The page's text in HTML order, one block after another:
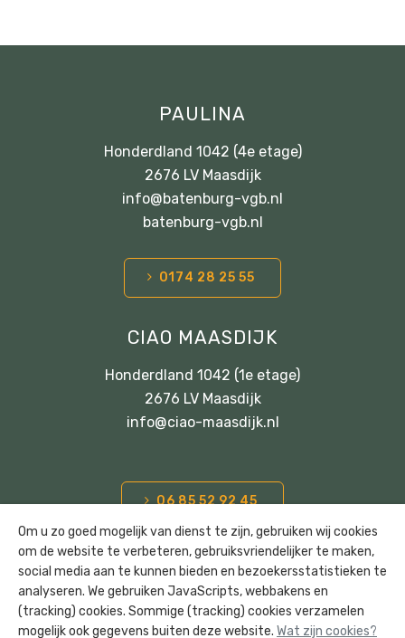
PAULINA
Honderdland 1042 (4e etage)
2676 LV Maasdijk
info@batenburg-vgb.nl
batenburg-vgb.nl
0174 28 25 55
CIAO MAASDIJK
Honderdland 1042 (1e etage)
2676 LV Maasdijk
info@ciao-maasdijk.nl
06 85 52 92 45
© 2026K. van der Hout Onroerend Goed B.V.
Om u zo goed mogelijk van dienst te zijn, gebruiken wij cookies
om de website te verbeteren, gebruiksvriendelijker te maken,
social media aan te kunnen bieden en bezoekersstatistieken te
analyseren. We gebruiken JavaScripts, webbakens en
(tracking) cookies. Sommige (tracking) cookies verzamelen
mogelijk ook gegevens buiten deze website. Wat zijn cookies?